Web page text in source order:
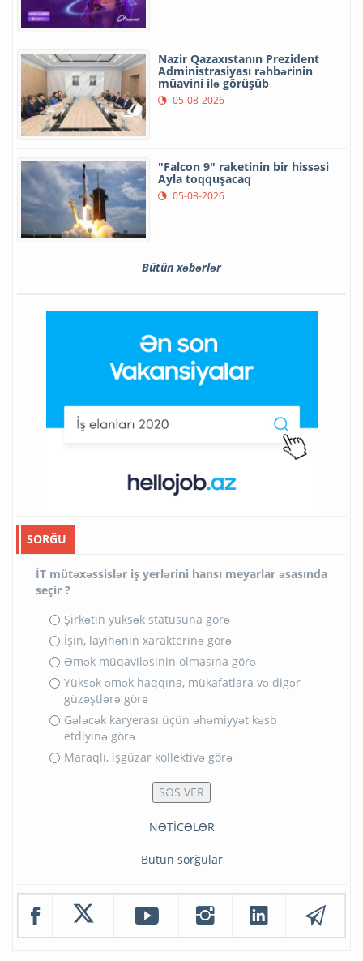
Nazir Qazaxıstanın Prezident
Administrasiyası rəhbərinin
müavini ilə görüşüb
05-08-2026
"Falcon 9" raketinin bir hissəsi
Ayla toqquşacaq
05-08-2026
Bütün xəbərlər
SORĞU
İT mütəxəssislər iş yerlərini hansı meyarlar əsasında
seçir ?
Şirkətin yüksək statusuna görə
İşin, layihənin xarakterinə görə
Əmək müqaviləsinin olmasına görə
Yüksək əmək haqqına, mükafatlara və digər
güzəştlərə görə
Gələcək karyerası üçün əhəmiyyət kəsb
etdiyinə görə
Maraqlı, işgüzar kollektivə görə
NƏTİCƏLƏR
Bütün sorğular